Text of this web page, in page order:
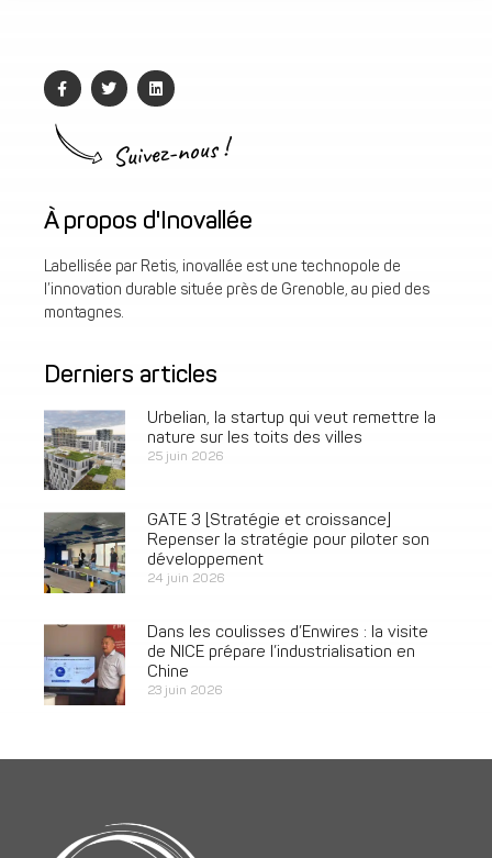
Suivez-nous !
À propos d'Inovallée
Labellisée par Retis, inovallée est une technopole de
l’innovation durable située près de Grenoble, au pied des
montagnes.
Derniers articles
Urbelian, la startup qui veut remettre la
nature sur les toits des villes
25 juin 2026
GATE 3 [Stratégie et croissance]
Repenser la stratégie pour piloter son
développement
24 juin 2026
Dans les coulisses d’Enwires : la visite
de NICE prépare l’industrialisation en
Chine
23 juin 2026